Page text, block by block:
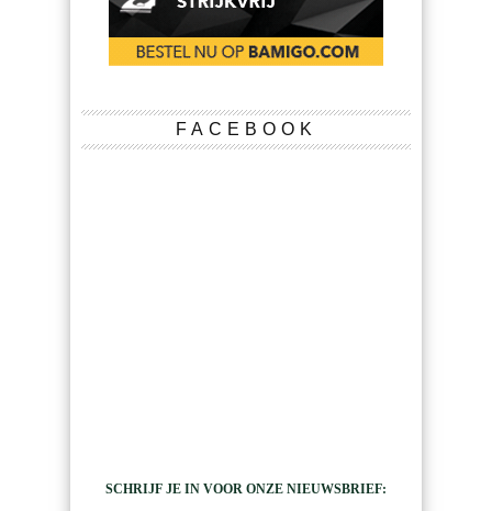
FACEBOOK
SCHRIJF JE IN VOOR ONZE NIEUWSBRIEF: